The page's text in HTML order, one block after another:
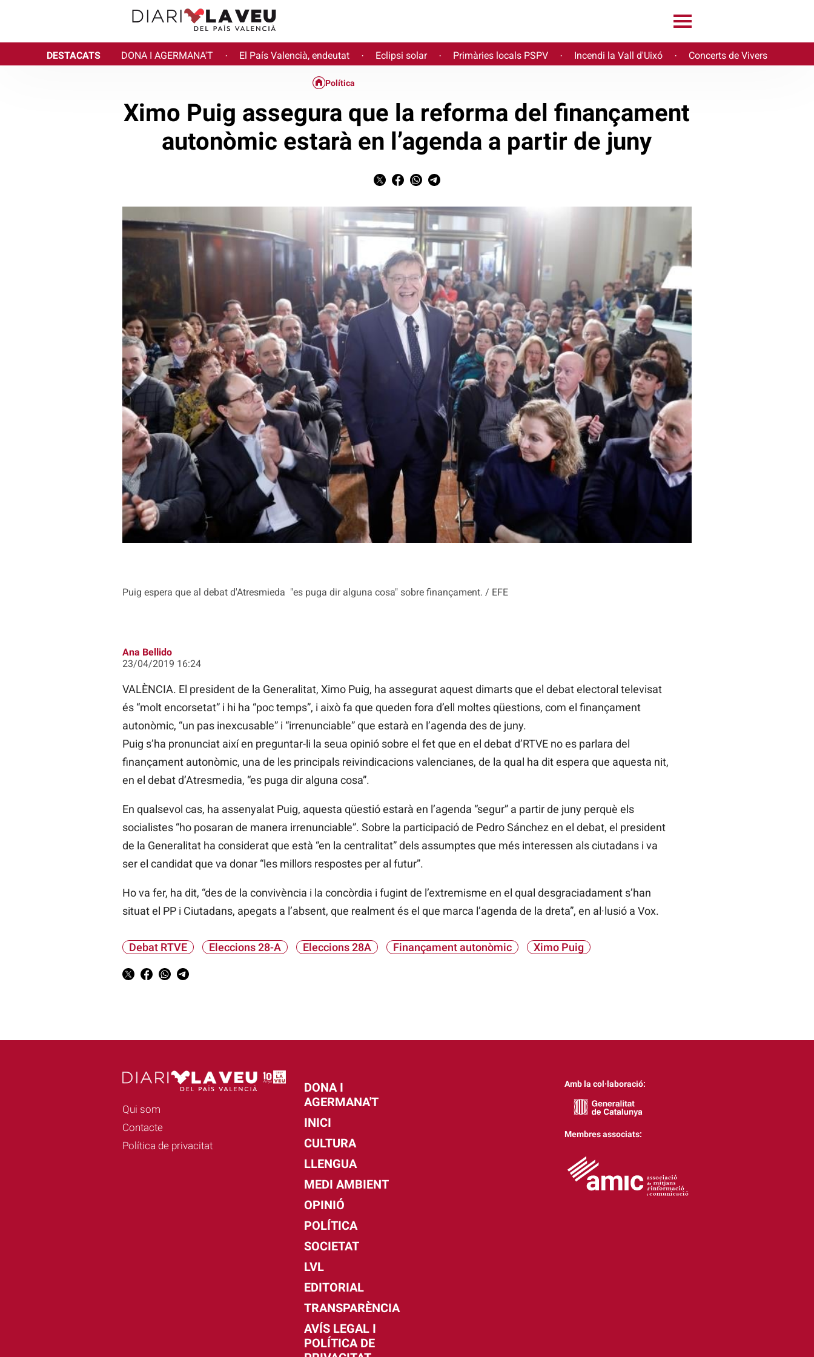
DESTACATS DONA I AGERMANA'T · El País Valencià, endeutat · Eclipsi solar · Primàries locals PSPV · Incendi la Vall d'Uixó · Concerts de Vivers
Puig espera que al debat d'Atresmieda "es puga dir alguna cosa" sobre finançament. / EFE
Política
Ximo Puig assegura que la reforma del finançament
autonòmic estarà en l’agenda a partir de juny
Ana Bellido
23/04/2019 16:24
VALÈNCIA. El president de la Generalitat, Ximo Puig, ha assegurat aquest dimarts que el debat electoral televisat
és “molt encorsetat” i hi ha “poc temps”, i això fa que queden fora d’ell moltes qüestions, com el finançament
autonòmic, “un pas inexcusable” i “irrenunciable” que estarà en l’agenda des de juny.
Puig s’ha pronunciat així en preguntar-li la seua opinió sobre el fet que en el debat d’RTVE no es parlara del
finançament autonòmic, una de les principals reivindicacions valencianes, de la qual ha dit espera que aquesta nit,
en el debat d’Atresmedia, “es puga dir alguna cosa”.
En qualsevol cas, ha assenyalat Puig, aquesta qüestió estarà en l’agenda “segur” a partir de juny perquè els
socialistes “ho posaran de manera irrenunciable”. Sobre la participació de Pedro Sánchez en el debat, el president
de la Generalitat ha considerat que està “en la centralitat” dels assumptes que més interessen als ciutadans i va
ser el candidat que va donar “les millors respostes per al futur”.
Ho va fer, ha dit, “des de la convivència i la concòrdia i fugint de l’extremisme en el qual desgraciadament s’han
situat el PP i Ciutadans, apegats a l’absent, que realment és el que marca l’agenda de la dreta”, en al·lusió a Vox.
Debat RTVE Eleccions 28-A Eleccions 28A Finançament autonòmic Ximo Puig
Qui som
Contacte
Política de privacitat
DONA I
AGERMANA'T
INICI
CULTURA
LLENGUA
MEDI AMBIENT
OPINIÓ
POLÍTICA
SOCIETAT
LVL
EDITORIAL
TRANSPARÈNCIA
AVÍS LEGAL I
POLÍTICA DE
Amb la col·laboració:
Membres associats: